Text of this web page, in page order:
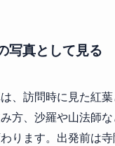
写真として見る
、訪問時に見た紅
方、沙羅や山法師
ります。出発前は